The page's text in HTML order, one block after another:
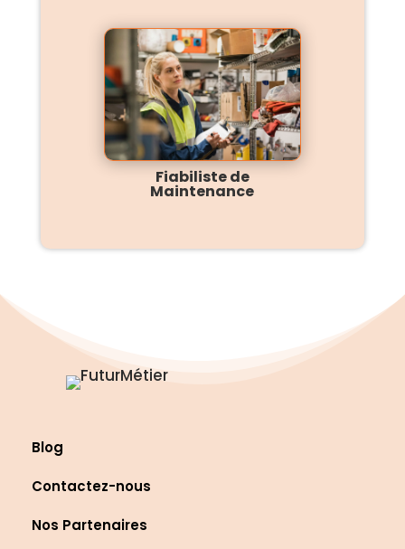
Fiabiliste de
Maintenance
Blog
Contactez-nous
Nos Partenaires